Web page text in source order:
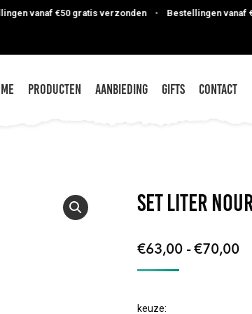
vanaf €50 gratis verzonden • Bestellingen vanaf €50
Producten Aanbieding Gifts Contact
SET Liter
€63,00 - €70,00
keuze: